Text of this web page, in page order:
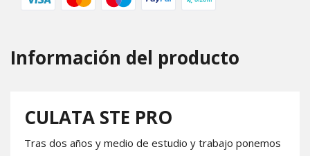
Información del producto
CULATA STE PRO
Tras dos años y medio de estudio y trabajo ponemos